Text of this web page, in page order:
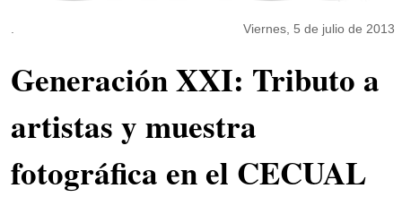
Viernes, 5 de julio de 2013
Generación XXI: Tributo a
artistas y muestra
fotográfica en el CECUAL